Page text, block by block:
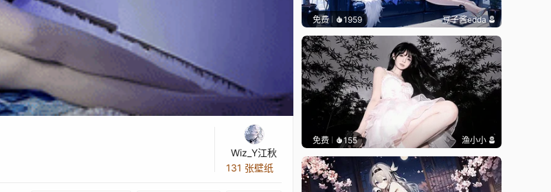
Wiz_Y江秋
131 张壁纸
免费 1959 豆子酱edda
免费 155 渔小小